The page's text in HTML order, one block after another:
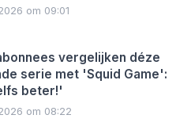
om 09:01
vergelijken déze
serie met 'Squid Game':
beter!'
om 08:22